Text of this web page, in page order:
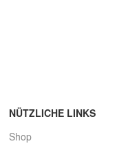
NÜTZLICHE LINKS
Shop